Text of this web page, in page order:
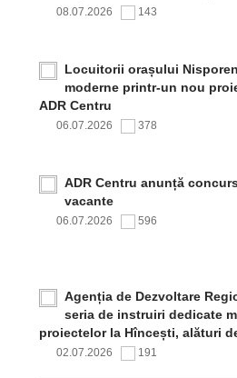
08.07.2026 143
Locuitorii orașului
moderne printr-un nou
ADR Centru
06.07.2026 378
ADR Centru anunță
vacante
06.07.2026 596
Agenția de Dezvoltare
seria de instruiri dedicate
proiectelor la Hîncești, alături
02.07.2026 191